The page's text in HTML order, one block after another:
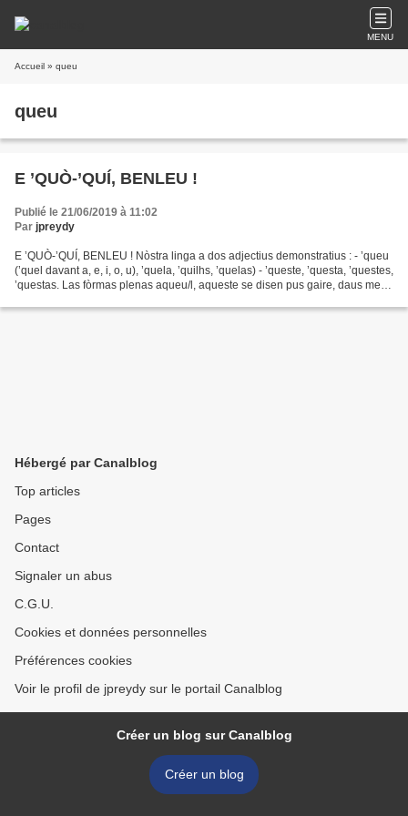
MENU
Accueil » queu
queu
E ’QUÒ-’QUÍ, BENLEU !
Publié le 21/06/2019 à 11:02
Par jpreydy
E ’QUÒ-’QUÍ, BENLEU ! Nòstra linga a dos adjectius demonstratius : - ’queu
(’quel davant a, e, i, o, u), ’quela, ’quilhs, ’quelas) - ’queste, ’questa, ’questes,
’questas. Las fòrmas plenas aqueu/l, aqueste se disen pus gaire, daus mens
Hébergé par Canalblog
Top articles
Pages
Contact
Signaler un abus
C.G.U.
Cookies et données personnelles
Préférences cookies
Voir le profil de jpreydy sur le portail Canalblog
Créer un blog sur Canalblog
Créer un blog